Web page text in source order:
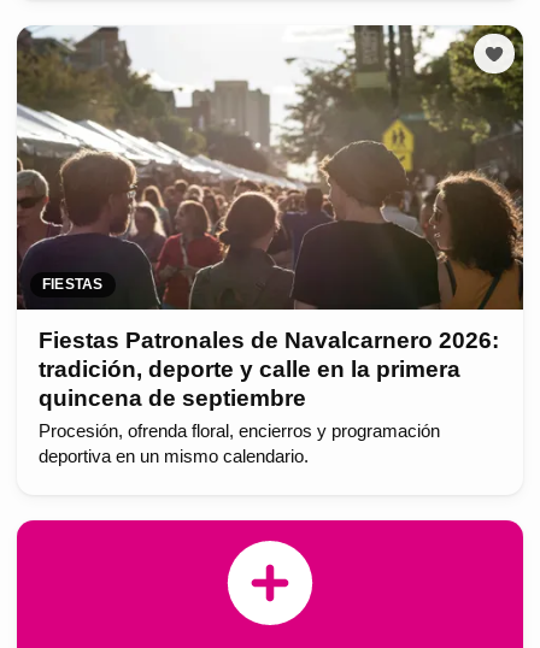
FIESTAS
Fiestas Patronales de Navalcarnero 2026:
tradición, deporte y calle en la primera
quincena de septiembre
Procesión, ofrenda floral, encierros y programación
deportiva en un mismo calendario.